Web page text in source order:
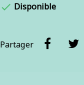
 Disponible
Partager